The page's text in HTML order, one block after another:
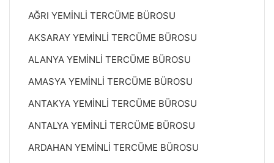
AĞRI YEMİNLİ TERCÜME BÜROSU
AKSARAY YEMİNLİ TERCÜME BÜROSU
ALANYA YEMİNLİ TERCÜME BÜROSU
AMASYA YEMİNLİ TERCÜME BÜROSU
ANTAKYA YEMİNLİ TERCÜME BÜROSU
ANTALYA YEMİNLİ TERCÜME BÜROSU
ARDAHAN YEMİNLİ TERCÜME BÜROSU